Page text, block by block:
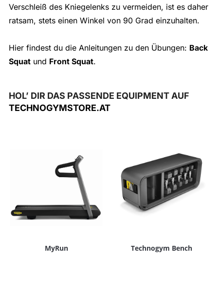
Verschleiß des Kniegelenks zu vermeiden, ist es daher
ratsam, stets einen Winkel von 90 Grad einzuhalten.
Hier findest du die Anleitungen zu den Übungen: Back
Squatund Front Squat.
HOL’ DIR DAS PASSENDE EQUIPMENT AUF
TECHNOGYMSTORE.AT
MyRun Technogym Bench